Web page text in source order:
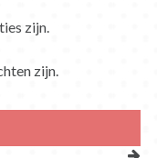
zijn.
zijn.